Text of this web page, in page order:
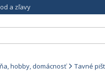
a zľavy
hobby, domácnosť Tavné